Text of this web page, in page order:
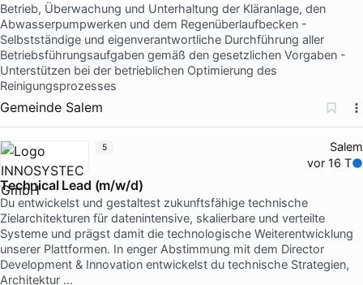
Betrieb, Überwachung und Unterhaltung der Kläranlage, den
Abwasserpumpwerken und dem Regenüberlaufbecken -
Selbstständige und eigenverantwortliche Durchführung aller
Betriebsführungsaufgaben gemäß den gesetzlichen Vorgaben -
Unterstützen bei der betrieblichen Optimierung des
Reinigungsprozesses
Gemeinde Salem
Salem
vor 16 T
Technical Lead (m/w/d)
Du entwickelst und gestaltest zukunftsfähige technische
Zielarchitekturen für datenintensive, skalierbare und verteilte
Systeme und prägst damit die technologische Weiterentwicklung
unserer Plattformen. In enger Abstimmung mit dem Director
Development & Innovation entwickelst du technische Strategien,
Architektur …
5